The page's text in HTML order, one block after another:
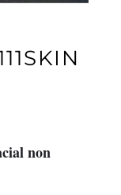
non